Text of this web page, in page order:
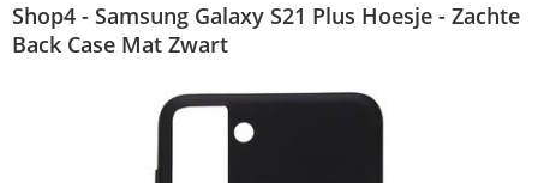
Shop4 - Samsung Galaxy S21 Plus Hoesje - Zachte
Back Case Mat Zwart